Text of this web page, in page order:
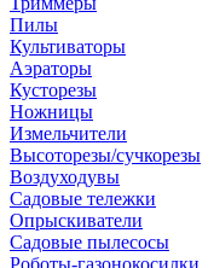
Пилы
Культиваторы
Аэраторы
Кусторезы
Ножницы
Измельчители
Высоторезы/сучкорезы
Воздуходувы
Садовые тележки
Опрыскиватели
Садовые пылесосы
Роботы-газонокосилки